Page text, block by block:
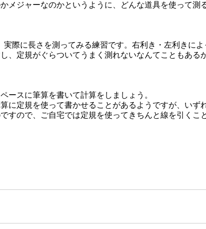
メジャーなのかというように、どんな道具を使って測
実際に長さを測ってみる練習です。右利き・左利きに
、定規がぐらついてうまく測れないなんてこともある
ースに筆算を書いて計算をしましょう。
に定規を使って書かせることがあるようですが、いず
すので、ご自宅では定規を使ってきちんと線を引くこ